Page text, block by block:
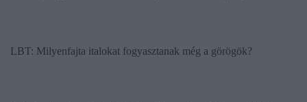
LBT: Milyenfajta italokat fogyasztanak még a görögök?